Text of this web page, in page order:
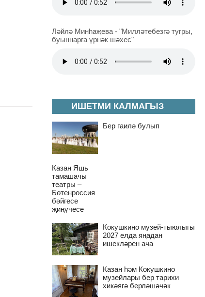
ИШЕТМИ КАЛМАГЫЗ
Бер гаилә булып
Казан Яшь
тамашачы
театры –
Бөтенроссия
бәйгесе
җиңүчесе
Кокушкино музей-тыюлыгы
2027 елда яңадан
ишекләрен ача
Казан һәм Кокушкино
музейлары бер тарихи
хикәягә берләшәчәк
Ләйлә Минһаҗева - "Милләтебезгә тугры,
буыннарга үрнәк шәхес"